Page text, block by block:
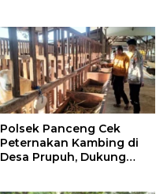
Polsek Panceng Cek
Peternakan Kambing di
Desa Prupuh, Dukung